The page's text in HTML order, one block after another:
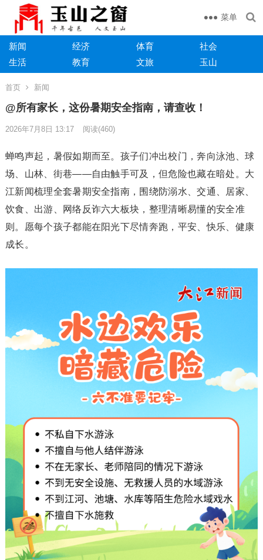
菜单
新闻 经济 体育
社会
生活
教育 文旅 玉山
首页 新闻
@所有家长，这份暑期安全指南，请查收！
2026年7月8日 13:17 阅读(460)
蝉鸣声起，暑假如期而至。孩子们冲出校门，奔向泳池、球
场、山林、街巷——自由触手可及，但危险也藏在暗处。大
江新闻梳理全套暑期安全指南，围绕防溺水、交通、居家、
饮食、出游、网络反诈六大板块，整理清晰易懂的安全准
则。愿每个孩子都能在阳光下尽情奔跑，平安、快乐、健康
成长。